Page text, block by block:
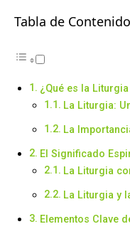
Tabla de
¿Qué es la
La Liturgia:
La
El Significado
La Liturgia
La Liturgia y
Elementos Clave